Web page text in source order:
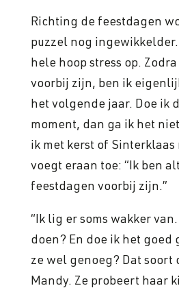
Richting de feestdagen
puzzel nog
hele hoop stress op.
voorbij zijn, ben ik
het volgende jaar. Doe ik
moment, dan ga ik het
ik met kerst of Sinterklaas
voegt eraan toe: “Ik ben
feestdagen voorbij zijn.”
“Ik lig er soms wakker
doen? En doe ik het goed
ze wel genoeg? Dat soort
Mandy. Ze probeert haar